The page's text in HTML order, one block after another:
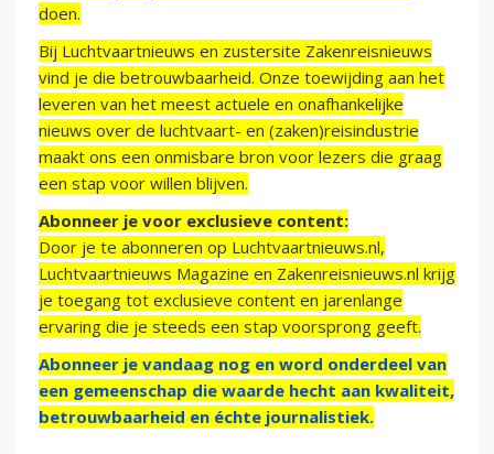
doen.
Bij Luchtvaartnieuws en zustersite Zakenreisnieuws
vind je die betrouwbaarheid. Onze toewijding aan het
leveren van het meest actuele en onafhankelijke
nieuws over de luchtvaart- en (zaken)reisindustrie
maakt ons een onmisbare bron voor lezers die graag
een stap voor willen blijven.
Abonneer je voor exclusieve content:
Door je te abonneren op Luchtvaartnieuws.nl,
Luchtvaartnieuws Magazine en Zakenreisnieuws.nl krijg
je toegang tot exclusieve content en jarenlange
ervaring die je steeds een stap voorsprong geeft.
Abonneer je vandaag nog en word onderdeel van
een gemeenschap die waarde hecht aan kwaliteit,
betrouwbaarheid en échte journalistiek.